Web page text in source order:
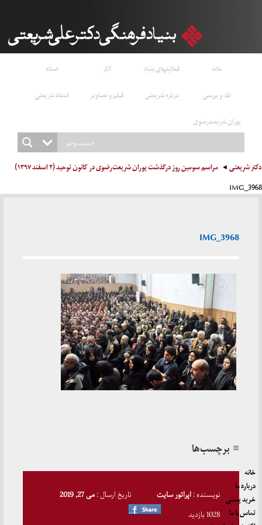
خانه فعالیتهای بنیاد آثار
اسناد
نقد و بررسی
درباره شریعتی فیلم و تصاویر
استاد شریعتی
پوران شریعت‌رضوی
دکتر شریعتی مراسم سومین روز درگذشت پوران شریعت‌رضوی در کانون توحید (۲ اسفند ۱۳۹۷)
IMG_3968
IMG_3968
≡ برچسب‌ها
نویسنده :اپراتور سایت تاریخ ارسال :می 27, 2019
1028 بازدید
خانه
درباره ما
خرید پستی
تماس با ما